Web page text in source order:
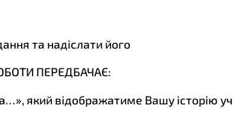
та надіслати його
ПЕРЕДБАЧАЄ:
який відображатиме Вашу історію